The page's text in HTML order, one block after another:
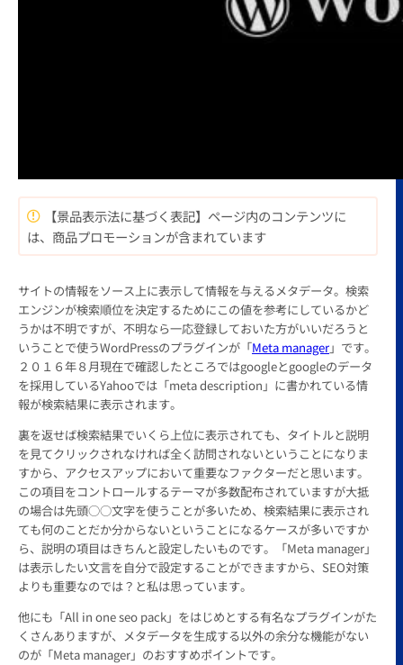
【景品表示法に基づく表記】ページ内のコンテンツに
は、商品プロモーションが含まれています
サイトの情報をソース上に表示して情報を与えるメタデータ。検索
エンジンが検索順位を決定するためにこの値を参考にしているかど
うかは不明ですが、不明なら一応登録しておいた方がいいだろうと
いうことで使うWordPressのプラグインが「Meta manager」です。
２０１６年８月現在で確認したところではgoogleとgoogleのデータ
を採用しているYahooでは「meta description」に書かれている情
報が検索結果に表示されます。
裏を返せば検索結果でいくら上位に表示されても、タイトルと説明
を見てクリックされなければ全く訪問されないということになりま
すから、アクセスアップにおいて重要なファクターだと思います。
この項目をコントロールするテーマが多数配布されていますが大抵
の場合は先頭○○文字を使うことが多いため、検索結果に表示され
ても何のことだか分からないということになるケースが多いですか
ら、説明の項目はきちんと設定したいものです。「Meta manager」
は表示したい文言を自分で設定することができますから、SEO対策
よりも重要なのでは？と私は思っています。
他にも「All in one seo pack」をはじめとする有名なプラグインがた
くさんありますが、メタデータを生成する以外の余分な機能がない
のが「Meta manager」のおすすめポイントです。